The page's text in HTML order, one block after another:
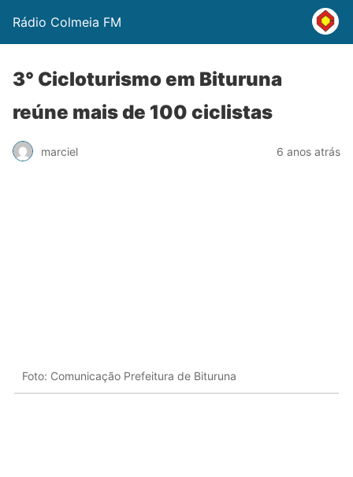
Rádio Colmeia FM
3° Cicloturismo em Bituruna
reúne mais de 100 ciclistas
marciel 6 anos atrás
Foto: Comunicação Prefeitura de Bituruna